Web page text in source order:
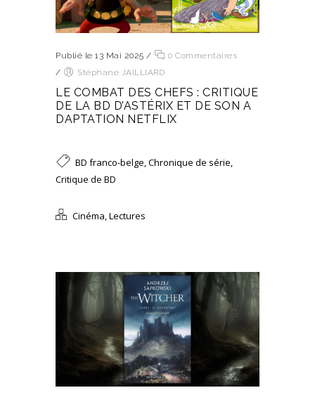
Publié le 13 Mai 2025 /
0 Commentaires
/
Stéphane JAILLIARD
LE COMBAT DES CHEFS : CRITIQUE
DE LA BD D’ASTÉRIX ET DE SON A
DAPTATION NETFLIX
BD franco-belge,Chronique de série,
Critique de BD
Cinéma,Lectures